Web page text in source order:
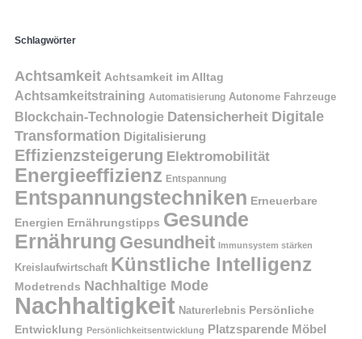
Schlagwörter
Achtsamkeit Achtsamkeit im Alltag
Achtsamkeitstraining Automatisierung Autonome Fahrzeuge
Blockchain-Technologie Datensicherheit Digitale
Transformation Digitalisierung
Effizienzsteigerung Elektromobilität
Energieeffizienz Entspannung
Entspannungstechniken Erneuerbare
Energien Ernährungstipps Gesunde
Ernährung Gesundheit Immunsystem stärken
Kreislaufwirtschaft Künstliche Intelligenz
Modetrends Nachhaltige Mode
Nachhaltigkeit Naturerlebnis Persönliche
Entwicklung Persönlichkeitsentwicklung Platzsparende Möbel